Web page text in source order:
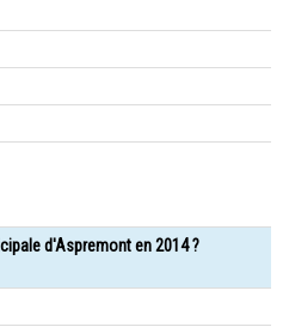
d'Aspremont en 2014 ?